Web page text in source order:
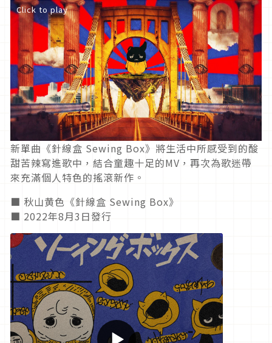
Click to play
新單曲《針線盒 Sewing Box》將生活中所感受到的酸
甜苦辣寫進歌中，結合童趣十足的MV，再次為歌迷帶
來充滿個人特色的搖滾新作。
■ 秋山黄色《針線盒 Sewing Box》
■ 2022年8月3日發行